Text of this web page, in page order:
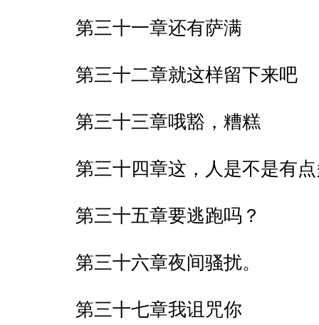
第三十一章还有萨满
第三十二章就这样留下来吧
第三十三章哦豁，糟糕
第三十四章这，人是不是有
第三十五章要逃跑吗？
第三十六章夜间骚扰。
第三十七章我诅咒你